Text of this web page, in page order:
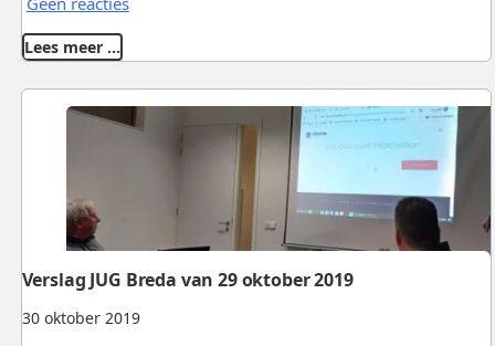
Lees meer …
30 oktober 2019
Verslag JUG Breda van 29 oktober 2019